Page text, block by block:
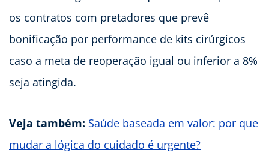
os contratos com pretadores que prevê
bonificação por performance de kits cirúrgicos
caso a meta de reoperação igual ou inferior a 8%
seja atingida.
Veja também: Saúde baseada em valor: por que
mudar a lógica do cuidado é urgente?